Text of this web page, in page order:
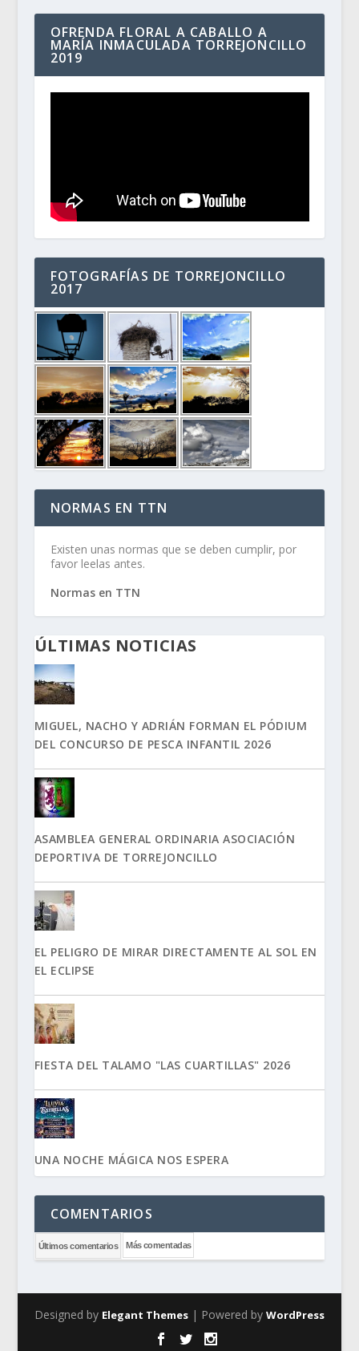
OFRENDA FLORAL A CABALLO A
MARÍA INMACULADA TORREJONCILLO
2019
FOTOGRAFÍAS DE TORREJONCILLO
2017
NORMAS EN TTN
Existen unas normas que se deben cumplir, por
favor leelas antes.
Normas en TTN
ÚLTIMAS NOTICIAS
MIGUEL, NACHO Y ADRIÁN FORMAN EL PÓDIUM
DEL CONCURSO DE PESCA INFANTIL 2026
ASAMBLEA GENERAL ORDINARIA ASOCIACIÓN
DEPORTIVA DE TORREJONCILLO
EL PELIGRO DE MIRAR DIRECTAMENTE AL SOL EN
EL ECLIPSE
FIESTA DEL TALAMO "LAS CUARTILLAS" 2026
UNA NOCHE MÁGICA NOS ESPERA
COMENTARIOS
Últimos comentarios Más comentadas
Designed by Elegant Themes| Powered by WordPress